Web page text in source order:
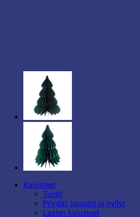
Kalusteet
Tuolit
Pöydät, lipastot ja hyllyt
Lasten kalusteet